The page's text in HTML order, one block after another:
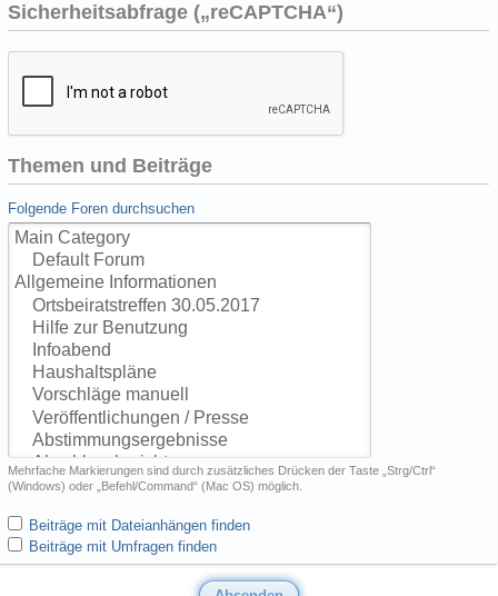
Sicherheitsabfrage („reCAPTCHA“)
Themen und Beiträge
Folgende Foren durchsuchen
Mehrfache Markierungen sind durch zusätzliches Drücken der Taste „Strg/Ctrl“
(Windows) oder „Befehl/Command“ (Mac OS) möglich.
Beiträge mit Dateianhängen finden
Beiträge mit Umfragen finden